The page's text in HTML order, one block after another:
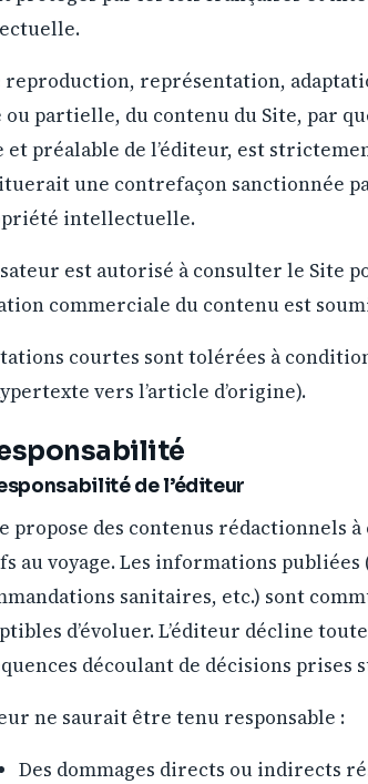
reproduction, représentation,
partielle, du contenu du Site, par
et préalable de l’éditeur, est
une contrefaçon sanctionnée
intellectuelle.
est autorisé à consulter le Site
commerciale du contenu est
courtes sont tolérées à
vers l’article d’origine).
de l’éditeur
propose des contenus
au voyage. Les informations
sanitaires, etc.) sont
d’évoluer. L’éditeur décline
découlant de décisions prises
ne saurait être tenu responsable :
Des dommages directs ou indirects